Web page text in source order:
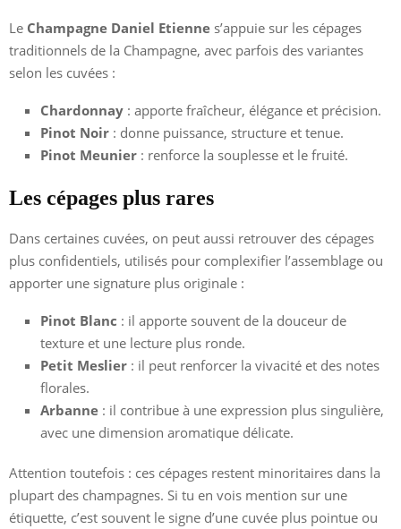
Le Champagne Daniel Etienne s’appuie sur les cépages
traditionnels de la Champagne, avec parfois des variantes
selon les cuvées :
Chardonnay : apporte fraîcheur, élégance et précision.
Pinot Noir : donne puissance, structure et tenue.
Pinot Meunier : renforce la souplesse et le fruité.
Les cépages plus rares
Dans certaines cuvées, on peut aussi retrouver des cépages
plus confidentiels, utilisés pour complexifier l’assemblage ou
apporter une signature plus originale :
Pinot Blanc : il apporte souvent de la douceur de
texture et une lecture plus ronde.
Petit Meslier : il peut renforcer la vivacité et des notes
florales.
Arbanne : il contribue à une expression plus singulière,
avec une dimension aromatique délicate.
Attention toutefois : ces cépages restent minoritaires dans la
plupart des champagnes. Si tu en vois mention sur une
étiquette, c’est souvent le signe d’une cuvée plus pointue ou